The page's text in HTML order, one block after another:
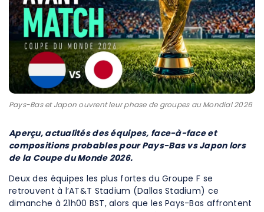
Pays-Bas et Japon ouvrent leur phase de groupes au Mondial 2026
Aperçu, actualités des équipes, face-à-face et
compositions probables pour Pays-Bas vs Japon lors
de la Coupe du Monde 2026.
Deux des équipes les plus fortes du Groupe F se
retrouvent à l’AT&T Stadium (Dallas Stadium) ce
dimanche à 21h00 BST, alors que les Pays-Bas affrontent